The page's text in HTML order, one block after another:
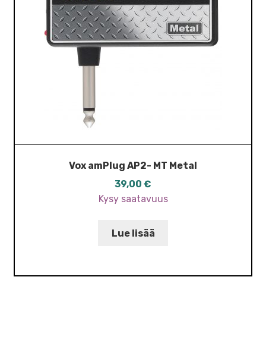
Vox amPlug AP2- MT Metal
39,00 €
Kysy saatavuus
Lue lisää